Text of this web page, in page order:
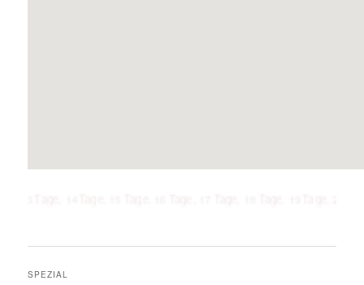
SPEZIAL